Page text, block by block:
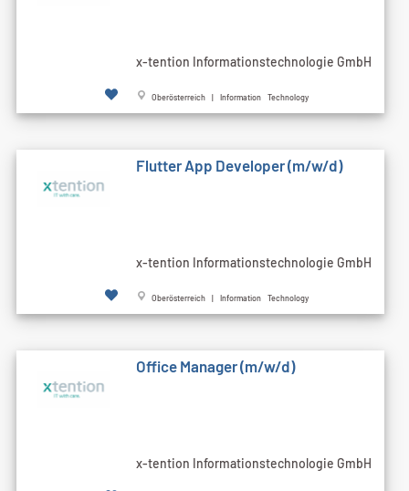
x-tention Informationstechnologie GmbH
Oberösterreich | Information Technology
Flutter App Developer (m/w/d)
x-tention Informationstechnologie GmbH
Oberösterreich | Information Technology
Office Manager (m/w/d)
x-tention Informationstechnologie GmbH